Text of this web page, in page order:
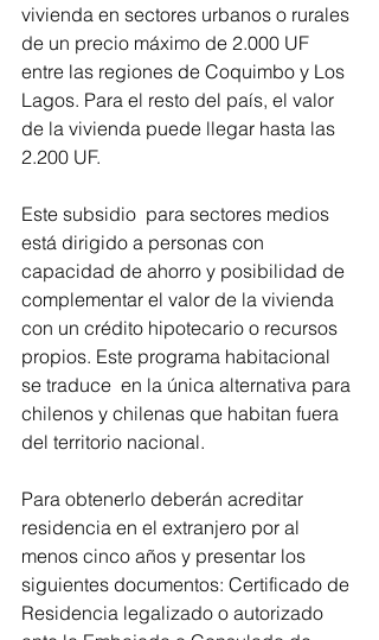
vivienda en sectores urbanos o rurales
de un precio máximo de 2.000 UF
entre las regiones de Coquimbo y Los
Lagos. Para el resto del país, el valor
de la vivienda puede llegar hasta las
2.200 UF.
Este subsidio  para sectores medios
está dirigido a personas con
capacidad de ahorro y posibilidad de
complementar el valor de la vivienda
con un crédito hipotecario o recursos
propios. Este programa habitacional
se traduce  en la única alternativa para
chilenos y chilenas que habitan fuera
del territorio nacional.
Para obtenerlo deberán acreditar
residencia en el extranjero por al
menos cinco años y presentar los
siguientes documentos: Certificado de
Residencia legalizado o autorizado